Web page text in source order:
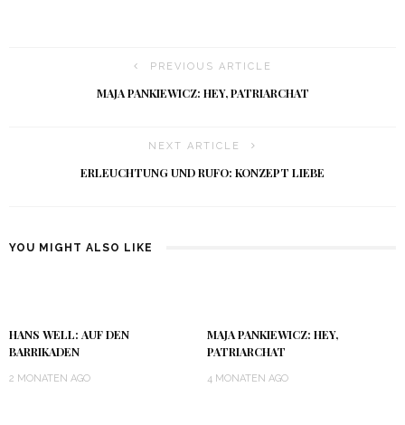
PREVIOUS ARTICLE
MAJA PANKIEWICZ: HEY, PATRIARCHAT
NEXT ARTICLE
ERLEUCHTUNG UND RUFO: KONZEPT LIEBE
YOU MIGHT ALSO LIKE
HANS WELL: AUF DEN
BARRIKADEN
2 MONATEN AGO
MAJA PANKIEWICZ: HEY,
PATRIARCHAT
4 MONATEN AGO